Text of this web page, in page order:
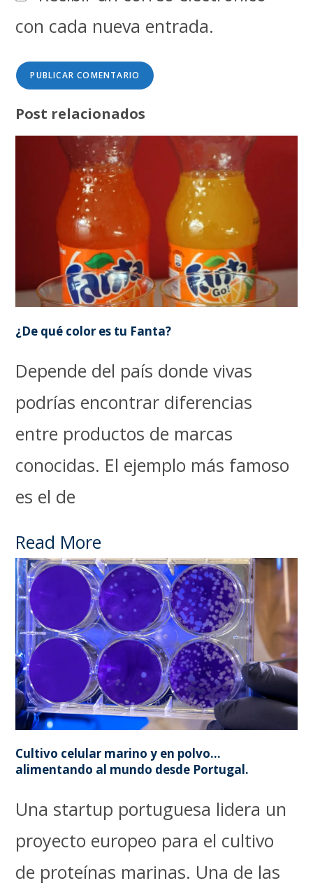
con cada nueva entrada.
Post relacionados
¿De qué color es tu Fanta?
Depende del país donde vivas
podrías encontrar diferencias
entre productos de marcas
conocidas. El ejemplo más famoso
es el de
Read More
Cultivo celular marino y en polvo…
alimentando al mundo desde Portugal.
Una startup portuguesa lidera un
proyecto europeo para el cultivo
de proteínas marinas. Una de las